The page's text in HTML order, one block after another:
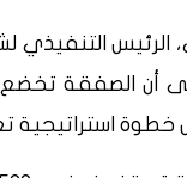
الرئيس التنفيذي
أن الصفقة تخضع